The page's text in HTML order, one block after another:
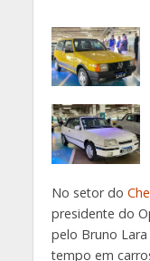
No setor do
presidente do
pelo Bruno
tempo em